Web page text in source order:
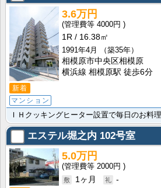
新着
マンション
3.6万円
4000円
1R
16.38㎡
1991年4月
（築35年）
相模原市中央区相模原
横浜線 相模原駅 徒歩6分
エステル堀之内 102号室
5.0万円
2000円
1ヶ月
-